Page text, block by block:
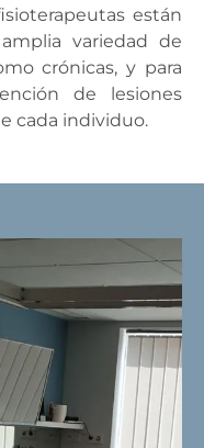
están
variedad de
crónicas, y para
de lesiones
cada individuo.